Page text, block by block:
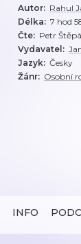
Autor: Rahul
Délka: 7 hod
Čte: Petr
Vydavatel :
Jazyk: Česky
Žánr: Osobní
INFO